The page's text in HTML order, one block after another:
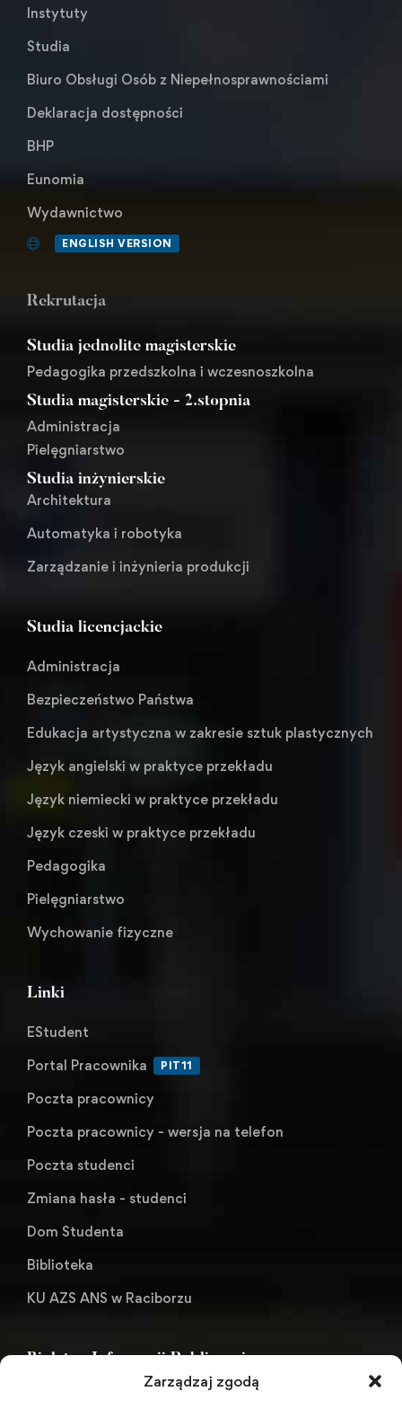
Zarządzaj zgodą
Instytuty
Studia
Biuro Obsługi Osób z Niepełnosprawnościami
Deklaracja dostępności
BHP
Eunomia
Wydawnictwo
ENGLISH VERSION
Rekrutacja
Studia jednolite magisterskie
Pedagogika przedszkolna i wczesnoszkolna
Studia magisterskie - 2.stopnia
Administracja
Pielęgniarstwo
Studia inżynierskie
Architektura
Automatyka i robotyka
Zarządzanie i inżynieria produkcji
Studia licencjackie
Administracja
Bezpieczeństwo Państwa
Edukacja artystyczna w zakresie sztuk plastycznych
Język angielski w praktyce przekładu
Język niemiecki w praktyce przekładu
Język czeski w praktyce przekładu
Pedagogika
Pielęgniarstwo
Wychowanie fizyczne
Linki
EStudent
Portal Pracownika
PIT11
Poczta pracownicy
Poczta pracownicy - wersja na telefon
Poczta studenci
Zmiana hasła - studenci
Dom Studenta
Biblioteka
KU AZS ANS w Raciborzu
Biuletyn Informacji Publicznej